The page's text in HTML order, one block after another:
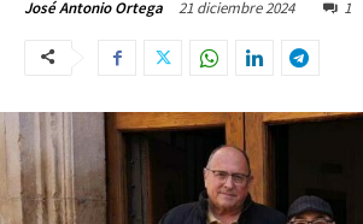
José Antonio Ortega 21 diciembre 2024 1